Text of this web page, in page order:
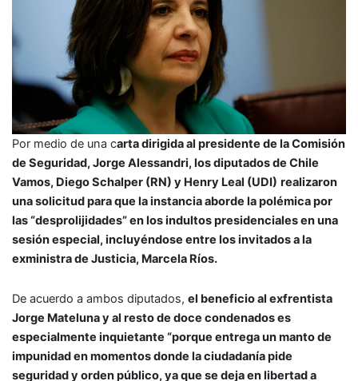
Por medio de una carta dirigida al presidente de la Comisión
de Seguridad, Jorge Alessandri, los diputados de Chile
Vamos, Diego Schalper (RN) y Henry Leal (UDI) realizaron
una solicitud para que la instancia aborde la polémica por
las “desprolijidades” en los indultos presidenciales en una
sesión especial, incluyéndose entre los invitados a la
exministra de Justicia, Marcela Ríos.
De acuerdo a ambos diputados, el beneficio al exfrentista
Jorge Mateluna y al resto de doce condenados es
especialmente inquietante “porque entrega un manto de
impunidad en momentos donde la ciudadanía pide
seguridad y orden público, ya que se deja en libertad a